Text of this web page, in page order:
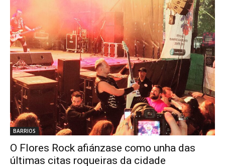
BARRIOS
O Flores Rock afiánzase como unha das
últimas citas roqueiras da cidade